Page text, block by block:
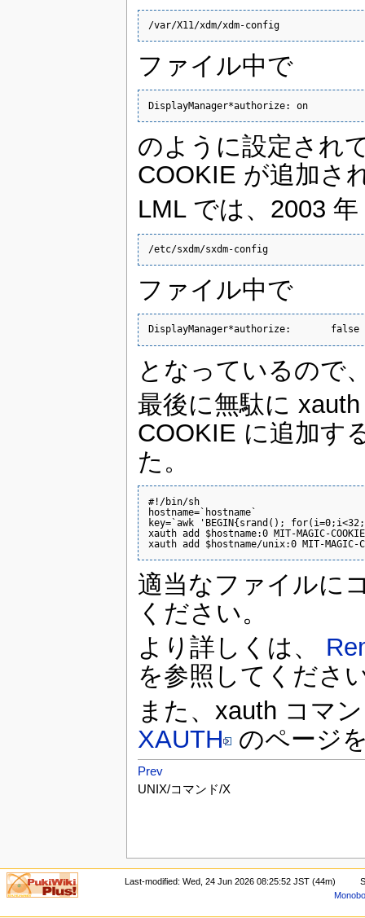
/var/X11/xdm/xdm-config
ファイル中で
DisplayManager*authorize: on
のように設定され
COOKIE が追加さ
LML では、2003
/etc/sxdm/sxdm-config
ファイル中で
DisplayManager*authorize:       false
となっているので
最後に無駄に
COOKIE に追加す
た。
#!/bin/sh
hostname=`hostname`
key=`awk 'BEGIN{srand();
xauth add $hostname:0 MIT-MAGIC-
xauth add $hostname/unix:0 MIT-MAGIC-
適当なファイルに
ください。
より詳しくは、
を参照してくださ
また、xauth コマ
XAUTH のページ
Prev
UNIX/コマンド/X
Last-modified: Wed, 24 Jun 2026 08:25:52 JST (44m)